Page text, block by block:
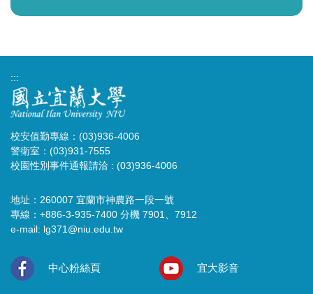
:::
校安值勤專線：(03)936-4006
警衛室：(03)931-7555
校園性別事件通報請洽 : (03)936-4006
地址：260007 宜蘭市神農路一段一號
專線：+886-3-935-7400 分機 7901、7912
e-mail: lg371@niu.edu.tw
中心粉絲頁 宜大影音